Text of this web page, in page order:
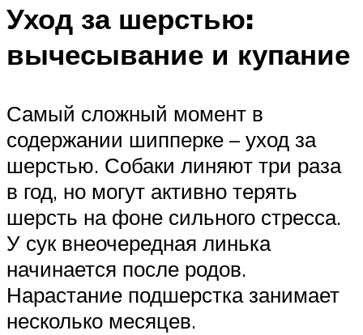
Уход за шерстью:
вычесывание и купание
Самый сложный момент в
содержании шипперке – уход за
шерстью. Собаки линяют три раза
в год, но могут активно терять
шерсть на фоне сильного стресса.
У сук внеочередная линька
начинается после родов.
Нарастание подшерстка занимает
несколько месяцев.